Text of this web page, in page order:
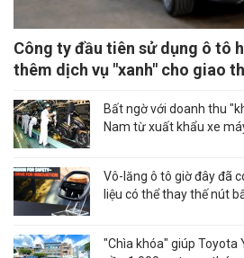
Công ty đầu tiên sử dụng ô tô
thêm dịch vụ "xanh" cho giao
Bất ngờ với doanh thu
Nam từ xuất khẩu xe
Vô-lăng ô tô giờ đây đã
liệu có thể thay thế nút
"Chìa khóa" giúp Toyota